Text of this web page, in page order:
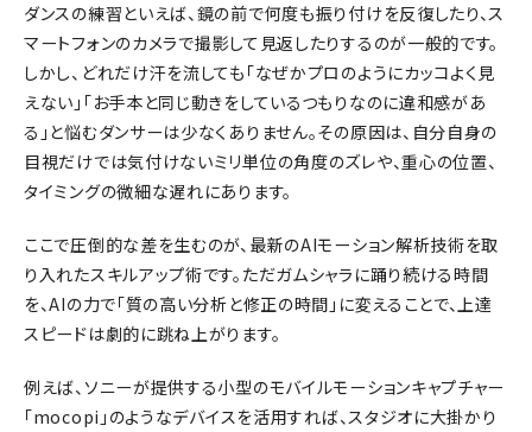
ダンスの練習といえば、鏡の前で何度も振り付けを反復したり、ス
マートフォンのカメラで撮影して見返したりするのが一般的です。
しかし、どれだけ汗を流しても「なぜかプロのようにカッコよく見
えない」「お手本と同じ動きをしているつもりなのに違和感があ
る」と悩むダンサーは少なくありません。その原因は、自分自身の
目視だけでは気付けないミリ単位の角度のズレや、重心の位置、
タイミングの微細な遅れにあります。
ここで圧倒的な差を生むのが、最新のAIモーション解析技術を取
り入れたスキルアップ術です。ただガムシャラに踊り続ける時間
を、AIの力で「質の高い分析と修正の時間」に変えることで、上達
スピードは劇的に跳ね上がります。
例えば、ソニーが提供する小型のモバイルモーションキャプチャー
「mocopi」のようなデバイスを活用すれば、スタジオに大掛かり